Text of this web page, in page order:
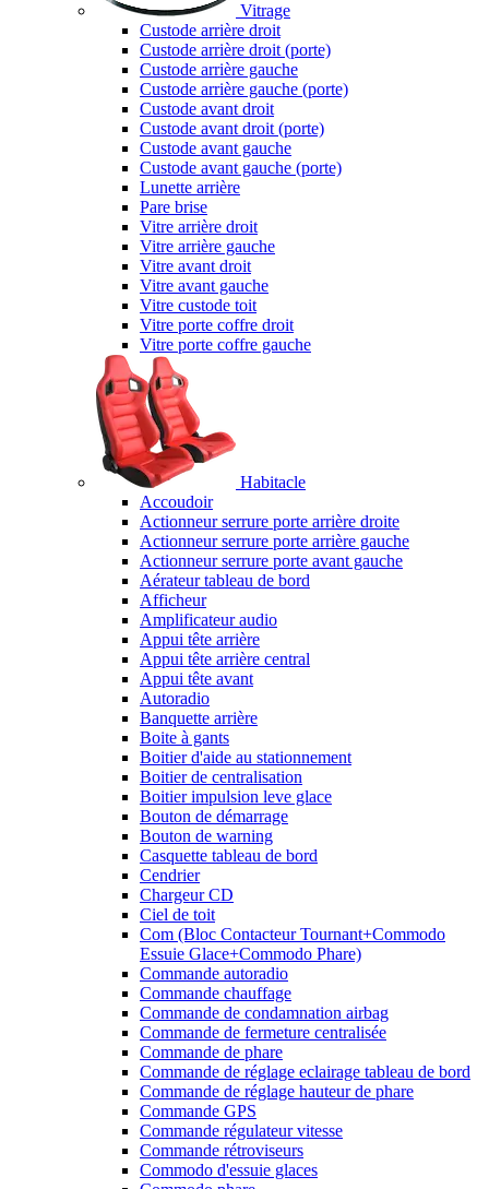
Vitrage
Custode arrière droit
Custode arrière droit (porte)
Custode arrière gauche
Custode arrière gauche (porte)
Custode avant droit
Custode avant droit (porte)
Custode avant gauche
Custode avant gauche (porte)
Lunette arrière
Pare brise
Vitre arrière droit
Vitre arrière gauche
Vitre avant droit
Vitre avant gauche
Vitre custode toit
Vitre porte coffre droit
Vitre porte coffre gauche
Habitacle
Accoudoir
Actionneur serrure porte arrière droite
Actionneur serrure porte arrière gauche
Actionneur serrure porte avant gauche
Aérateur tableau de bord
Afficheur
Amplificateur audio
Appui tête arrière
Appui tête arrière central
Appui tête avant
Autoradio
Banquette arrière
Boite à gants
Boitier d'aide au stationnement
Boitier de centralisation
Boitier impulsion leve glace
Bouton de démarrage
Bouton de warning
Casquette tableau de bord
Cendrier
Chargeur CD
Ciel de toit
Com (Bloc Contacteur Tournant+Commodo
Essuie Glace+Commodo Phare)
Commande autoradio
Commande chauffage
Commande de condamnation airbag
Commande de fermeture centralisée
Commande de phare
Commande de réglage eclairage tableau de bord
Commande de réglage hauteur de phare
Commande GPS
Commande régulateur vitesse
Commande rétroviseurs
Commodo d'essuie glaces